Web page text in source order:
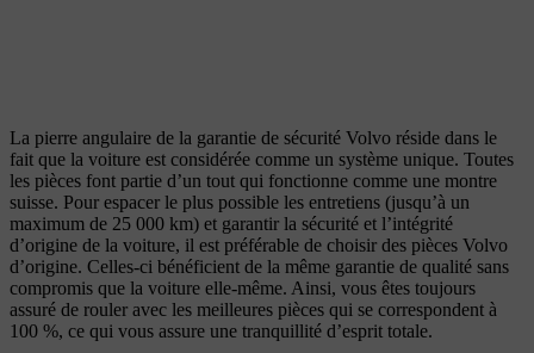
La pierre angulaire de la garantie de sécurité Volvo réside dans le
fait que la voiture est considérée comme un système unique. Toutes
les pièces font partie d’un tout qui fonctionne comme une montre
suisse. Pour espacer le plus possible les entretiens (jusqu’à un
maximum de 25 000 km) et garantir la sécurité et l’intégrité
d’origine de la voiture, il est préférable de choisir des pièces Volvo
d’origine. Celles-ci bénéficient de la même garantie de qualité sans
compromis que la voiture elle-même. Ainsi, vous êtes toujours
assuré de rouler avec les meilleures pièces qui se correspondent à
100 %, ce qui vous assure une tranquillité d’esprit totale.